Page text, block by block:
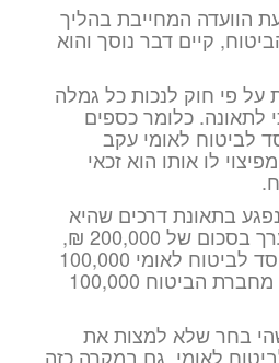
הוועדה המחייבת בהליך
קיים דבר נוסך והוא
פי חוק לנכות כל גמלה
כלומר כספים
לביטוח לאומי עקב
לו אותו הוא זכאי
בתאונת דרכים שהיא
גם תאונת עבודה מוערך בסכום של 200,000 ₪,
והוא כבר קיבל מהמוסד לביטוח לאומי 100,000
₪ הרי שהנפגע יקבל מחברת הביטוח 100,000
בחר שלא למצות את
לאומי, גם במקרה כזה